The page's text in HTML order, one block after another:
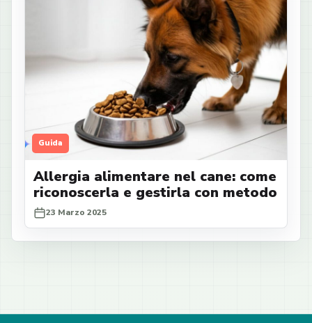
Guida
Allergia alimentare nel cane: come
riconoscerla e gestirla con metodo
23 Marzo 2025